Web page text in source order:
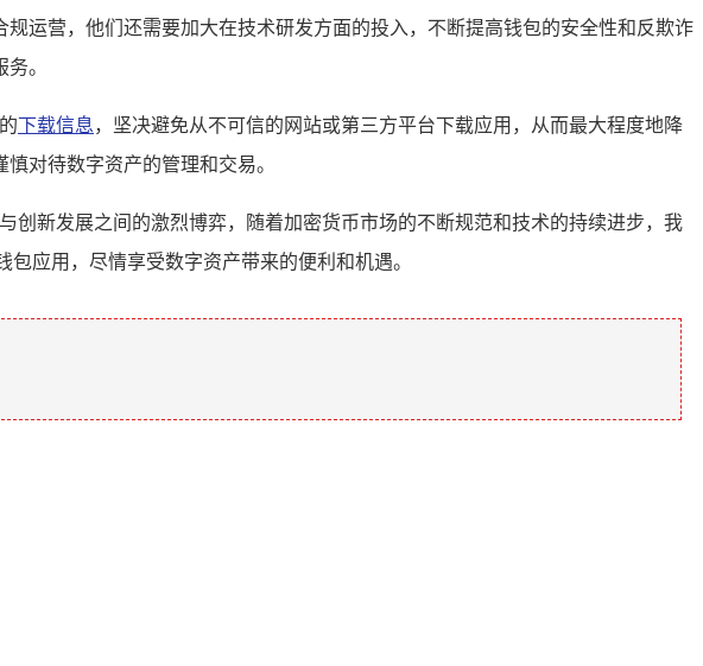
运营，他们还需要加大在技术研发方面的投入，不断提高钱包的安全性和反欺诈
。
下载信息，坚决避免从不可信的网站或第三方平台下载应用，从而最大程度地降
对待数字资产的管理和交易。
新发展之间的激烈博弈，随着加密货币市场的不断规范和技术的持续进步，我
应用，尽情享受数字资产带来的便利和机遇。